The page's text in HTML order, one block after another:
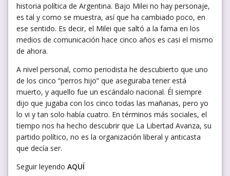
historia política de Argentina. Bajo Milei no hay personaje,
es tal y como se muestra, así que ha cambiado poco, en
ese sentido. Es decir, el Milei que saltó a la fama en los
medios de comunicación hace cinco años es casi el mismo
de ahora.
A nivel personal, como periodista he descubierto que uno
de los cinco “perros hijo” que aseguraba tener está
muerto, y aquello fue un escándalo nacional. Él siempre
dijo que jugaba con los cinco todas las mañanas, pero yo
lo vi y tan solo había cuatro. En términos más sociales, el
tiempo nos ha hecho descubrir que La Libertad Avanza, su
partido político, no es la organización liberal y anticasta
que decía ser.
Seguir leyendo AQUÍ